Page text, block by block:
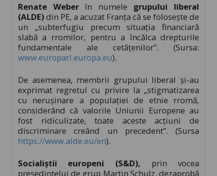
Renate Weberîn numele grupului liberal
(ALDE)din PE, a acuzat Franţa că se foloseşte de
un „subterfugiu precum situaţia financiară
slabă a rromilor, pentru a încălca drepturile
fundamentale ale cetăţenilor”. (Sursa:
www.europarl.europa.eu).
De asemenea, membrii grupului liberal şi-au
exprimat regretul cu privire la „stigmatizarea
cu neruşinare a populaţiei de etnie rromă,
considerând că valorile Uniunii Europene au
fost ridiculizate, toate aceste acţiuni de
discriminare creând un precedent”. (Sursa
https://www.alde.eu/en).
Socialiştii europeni (S&D), prin vocea
preşedintelui de grup Martin Schulz, dezaprobă